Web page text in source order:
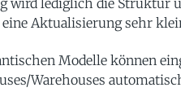
Aktualisierung sehr
Modelle können
Warehouses